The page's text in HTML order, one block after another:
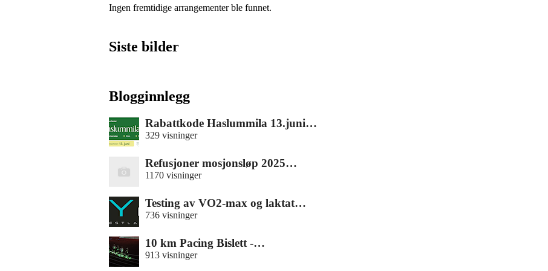
Ingen fremtidige arrangementer ble funnet.
Siste bilder
Blogginnlegg
Rabattkode Haslummila 13.juni…
329 visninger
Refusjoner mosjonsløp 2025…
1170 visninger
Testing av VO2-max og laktat…
736 visninger
10 km Pacing Bislett -…
913 visninger